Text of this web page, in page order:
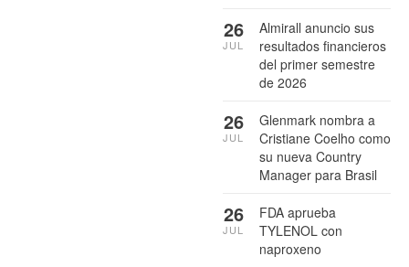
Almirall anuncio sus
resultados financieros
del primer semestre
de 2026
26
JUL
Glenmark nombra a
Cristiane Coelho como
su nueva Country
Manager para Brasil
26
JUL
FDA aprueba
TYLENOL con
naproxeno
26
JUL